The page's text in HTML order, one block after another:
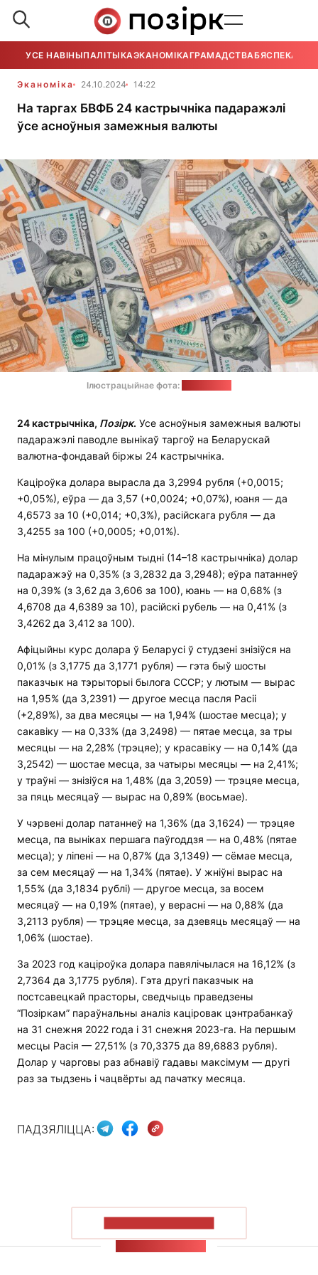
УСЕ НАВІНЫПАЛІТЫКАЭКАНОМІКАГРАМАДСТВАБЯСПЕКА
Эканоміка 24.10.2024 14:22
На таргах БВФБ 24 кастрычніка падаражэлі
ўсе асноўныя замежныя валюты
Ілюстрацыйнае фота:
24 кастрычніка, Позірк. Усе асноўныя замежныя валюты
падаражэлі паводле вынікаў таргоў на Беларускай
валютна-фондавай біржы 24 кастрычніка.
Каціроўка долара вырасла да 3,2994 рубля (+0,0015;
+0,05%), еўра — да 3,57 (+0,0024; +0,07%), юаня — да
4,6573 за 10 (+0,014; +0,3%), расійскага рубля — да
3,4255 за 100 (+0,0005; +0,01%).
На мінулым працоўным тыдні (14–18 кастрычніка) долар
падаражэў на 0,35% (з 3,2832 да 3,2948); еўра патаннеў
на 0,39% (з 3,62 да 3,606 за 100), юань — на 0,68% (з
4,6708 да 4,6389 за 10), расійскі рубель — на 0,41% (з
3,4262 да 3,412 за 100).
Афіцыйны курс долара ў Беларусі ў студзені знізіўся на
0,01% (з 3,1775 да 3,1771 рубля) — гэта быў шосты
паказчык на тэрыторыі былога СССР; у лютым — вырас
на 1,95% (да 3,2391) — другое месца пасля Расіі
(+2,89%), за два месяцы — на 1,94% (шостае месца); у
сакавіку — на 0,33% (да 3,2498) — пятае месца, за тры
месяцы — на 2,28% (трэцяе); у красавіку — на 0,14% (да
3,2542) — шостае месца, за чатыры месяцы — на 2,41%;
у траўні — знізіўся на 1,48% (да 3,2059) — трэцяе месца,
за пяць месяцаў — вырас на 0,89% (восьмае).
У чэрвені долар патаннеў на 1,36% (да 3,1624) — трэцяе
месца, па выніках першага паўгоддзя — на 0,48% (пятае
месца); у ліпені — на 0,87% (да 3,1349) — сёмае месца,
за сем месяцаў — на 1,34% (пятае). У жніўні вырас на
1,55% (да 3,1834 рублі) — другое месца, за восем
месяцаў — на 0,19% (пятае), у верасні — на 0,88% (да
3,2113 рубля) — трэцяе месца, за дзевяць месяцаў — на
1,06% (шостае).
За 2023 год каціроўка долара павялічылася на 16,12% (з
2,7364 да 3,1775 рубля). Гэта другі паказчык на
постсавецкай прасторы, сведчыць праведзены
“Позіркам” параўнальны аналіз каціровак цэнтрабанкаў
на 31 снежня 2022 года і 31 снежня 2023-га. На першым
месцы Расія — 27,51% (з 70,3375 да 89,6883 рубля).
Долар у чарговы раз абнавіў гадавы максімум — другі
раз за тыдзень і чацвёрты ад пачатку месяца.
ПАДЗЯЛІЦЦА: